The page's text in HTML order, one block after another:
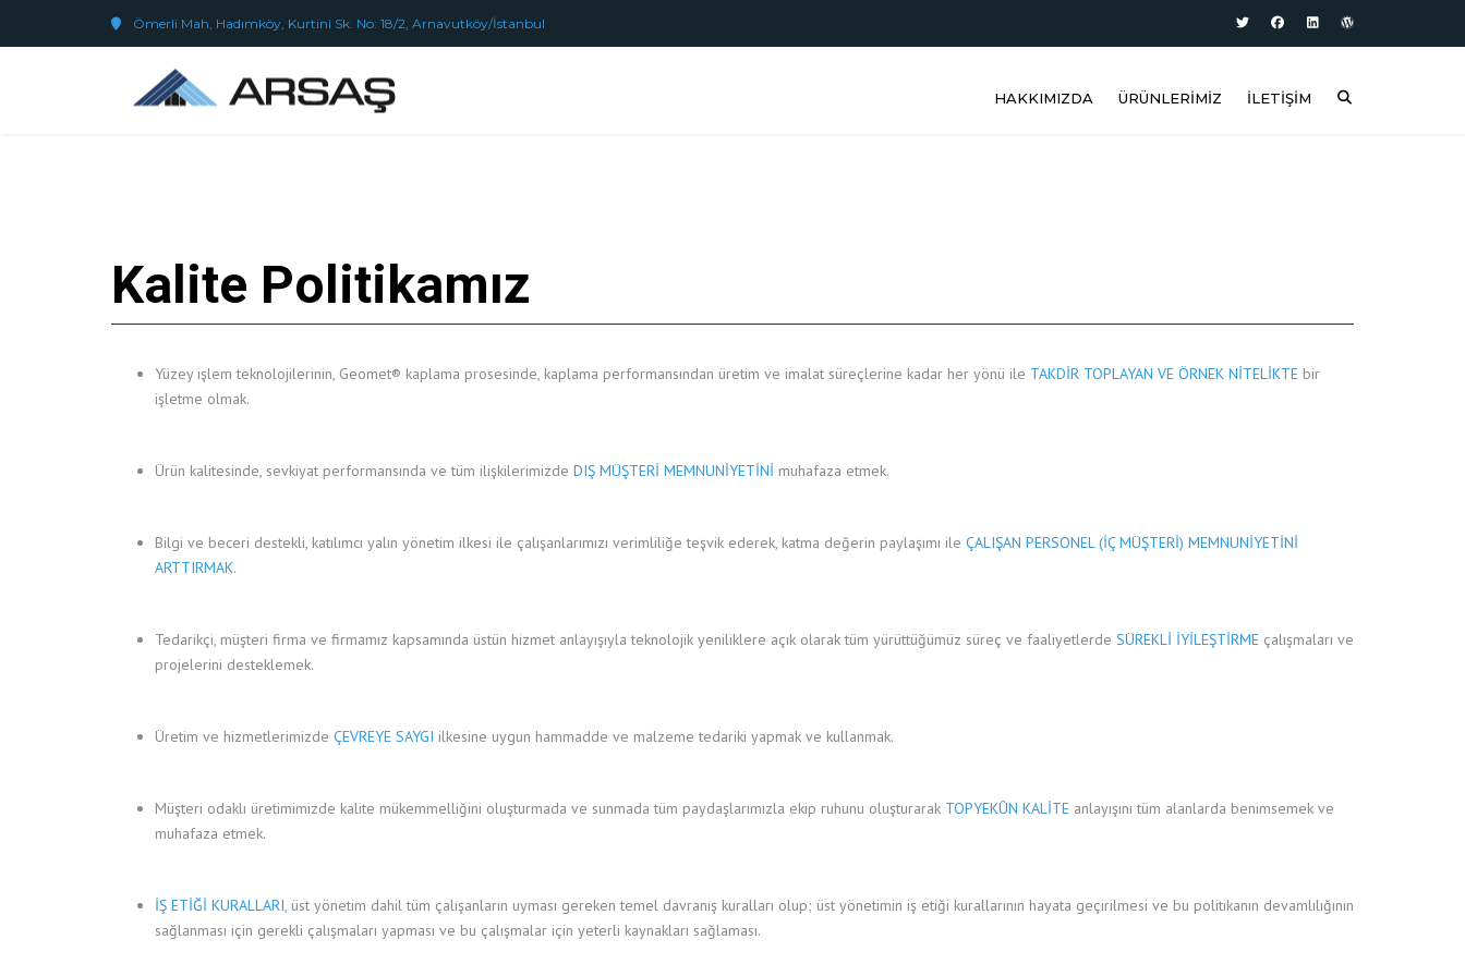
Ömerli Mah, Hadımköy, Kurtini Sk. No: 18/2, Arnavutköy/İstanbul
HAKKIMIZDA ÜRÜNLERIMIZ İLETIŞIM
Kalite Politikamız
Yüzey işlem teknolojilerinin, Geomet® kaplama prosesinde, kaplama performansından üretim ve imalat süreçlerine kadar her yönü ile TAKDİR TOPLAYAN VE ÖRNEK NİTELİKTE bir
işletme olmak.
Ürün kalitesinde, sevkiyat performansında ve tüm ilişkilerimizde DIŞ MÜŞTERİ MEMNUNİYETİNİ muhafaza etmek.
Bilgi ve beceri destekli, katılımcı yalın yönetim ilkesi ile çalışanlarımızı verimliliğe teşvik ederek, katma değerin paylaşımı ile ÇALIŞAN PERSONEL (İÇ MÜŞTERİ) MEMNUNİYETİNİ
ARTTIRMAK.
Tedarikçi, müşteri firma ve firmamız kapsamında üstün hizmet anlayışıyla teknolojik yeniliklere açık olarak tüm yürüttüğümüz süreç ve faaliyetlerde SÜREKLİ İYİLEŞTİRME çalışmaları ve
projelerini desteklemek.
Üretim ve hizmetlerimizde ÇEVREYE SAYGI ilkesine uygun hammadde ve malzeme tedariki yapmak ve kullanmak.
Müşteri odaklı üretimimizde kalite mükemmelliğini oluşturmada ve sunmada tüm paydaşlarımızla ekip ruhunu oluşturarak TOPYEKÛN KALİTE anlayışını tüm alanlarda benimsemek ve
muhafaza etmek.
İŞ ETİĞİ KURALLARI, üst yönetim dahil tüm çalışanların uyması gereken temel davranış kuralları olup; üst yönetimin iş etiği kurallarının hayata geçirilmesi ve bu politikanın devamlılığının
sağlanması için gerekli çalışmaları yapması ve bu çalışmalar için yeterli kaynakları sağlaması.